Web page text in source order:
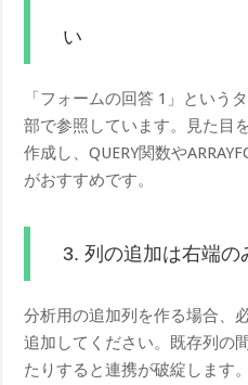
い
「フォームの回答 1」という
部で参照しています。見た目
作成し、QUERY関数や
がおすすめです。
3. 列の追加は右端の
分析用の追加列を作る場合、
追加してください。既存列の
たりすると連携が破綻します。